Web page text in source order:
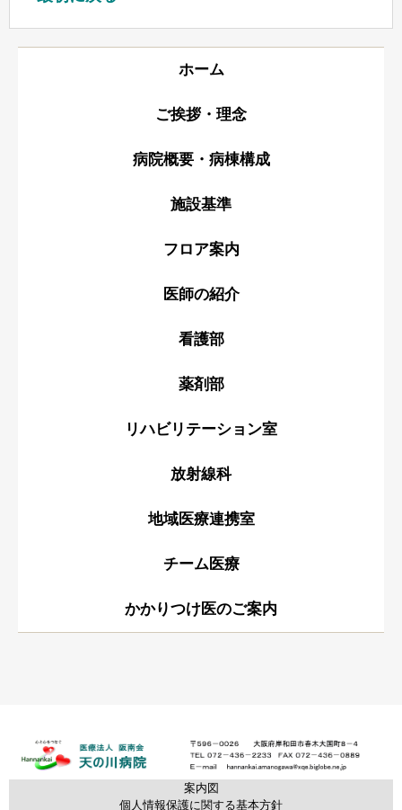
ホーム
ご挨拶・理念
病院概要・病棟構成
施設基準
フロア案内
医師の紹介
看護部
薬剤部
リハビリテーション室
放射線科
地域医療連携室
チーム医療
かかりつけ医のご案内
案内図
個人情報保護に関する基本方針